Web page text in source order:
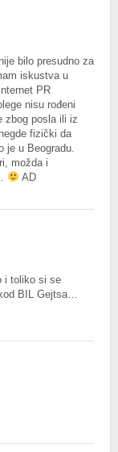
bilo presudno za
iskustva u
PR
nisu rođeni
zbog posla ili iz
fizički da
je u Beogradu.
možda i
AD
i toliko si se
BIL Gejtsa…